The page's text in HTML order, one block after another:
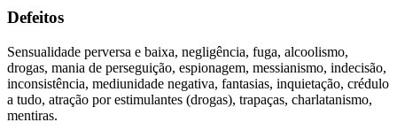
Defeitos
Sensualidade perversa e baixa, negligência, fuga, alcoolismo,
drogas, mania de perseguição, espionagem, messianismo, indecisão,
inconsistência, mediunidade negativa, fantasias, inquietação, crédulo
a tudo, atração por estimulantes (drogas), trapaças, charlatanismo,
mentiras.